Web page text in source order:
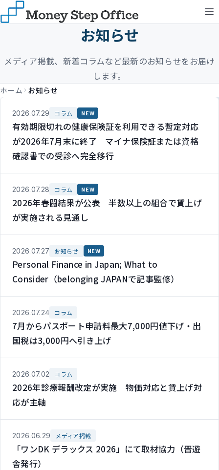
お知らせ
メディア掲載、新着コラムなど最新のお知らせをお届け
します。
ホーム お知らせ
2026.07.29 コラム NEW
有効期限切れの健康保険証を利用できる暫定対応
が2026年7月末に終了 マイナ保険証または資格
確認書での受診へ完全移行
2026.07.28 コラム NEW
2026年春闘結果が公表 半数以上の組合で賃上げ
が実施される見通し
2026.07.27 お知らせ NEW
Personal Finance in Japan; What to
Consider（belonging JAPANで記事監修）
2026.07.24 コラム
7月からパスポート申請料最大7,000円値下げ・出
国税は3,000円へ引き上げ
2026.07.02 コラム
2026年診療報酬改定が実施 物価対応と賃上げ対
応が主軸
2026.06.29 メディア掲載
「ワンDK デラックス 2026」にて取材協力（晋遊
舎発行）